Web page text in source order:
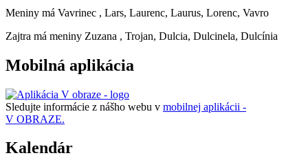
Meniny má Vavrinec , Lars, Laurenc, Laurus, Lorenc, Vavro
Zajtra má meniny Zuzana , Trojan, Dulcia, Dulcinela, Dulcínia
Mobilná aplikácia
Sledujte informácie z nášho webu v mobilnej aplikácii -
V OBRAZE.
Kalendár